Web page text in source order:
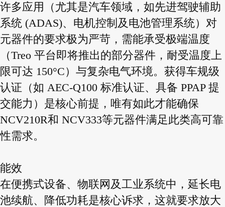
许多应用（尤其是汽车领域，如先进驾驶辅助
系统 (ADAS)、电机控制及电池管理系统）对
元器件的要求极为严苛，需能承受极端温度
（Treo 平台即将推出的部分器件，耐受温度上
限可达 150°C）与复杂电气环境。获得车规级
认证（如 AEC-Q100 标准认证、具备 PPAP 提
交能力）是核心前提，唯有如此才能确保
NCV210R和 NCV333等元器件满足此类高可靠
性需求。
能效
在便携式设备、物联网及工业系统中，延长电
池续航、降低功耗是核心诉求，这就要求放大